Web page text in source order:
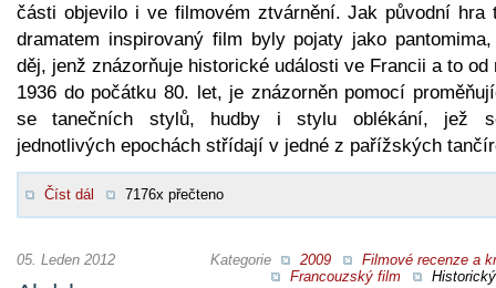
části objevilo i ve filmovém ztvárnění. Jak původní hra
dramatem inspirovaný film byly pojaty jako
děj, jenž znázorňuje historické události ve Francii a to od
1936 do počátku 80. let, je znázorněn pomocí
se tanečních stylů, hudby i stylu oblékání, jež
jednotlivých epochách střídají v jedné z pařížských
Číst dál 7176x přečteno
Kategorie 2009
Filmové recenze a
Francouzský film
05. Leden 2012